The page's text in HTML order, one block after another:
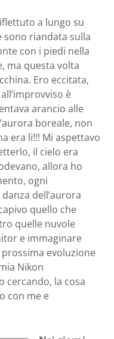
a lungo su
sono riandata sulla
con i piedi nella
ma questa volta
Ero eccitata,
è
arancio alle
boreale, non
era li!!! Mi aspettavo
il cielo era
allora ho
ogni
dell’aurora
quello che
quelle nuvole
e immaginare
evoluzione
Nikon
cercando, la cosa
con me e